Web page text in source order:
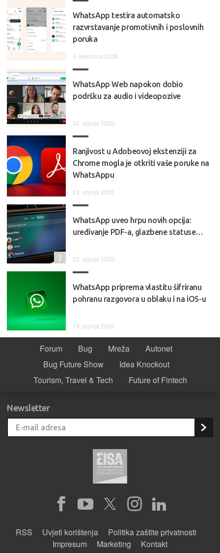
WhatsApp testira automatsko
razvrstavanje promotivnih i poslovnih
poruka
3. kolovoza 2026.
WhatsApp Web napokon dobio
podršku za audio i videopozive
30. srpnja 2026.
Ranjivost u Adobeovoj ekstenziji za
Chrome mogla je otkriti vaše poruke na
WhatsAppu
24. srpnja 2026.
WhatsApp uveo hrpu novih opcija:
uređivanje PDF-a, glazbene statuse…
23. srpnja 2026.
2
WhatsApp priprema vlastitu šifriranu
pohranu razgovora u oblaku i na iOS-u
15. srpnja 2026.
Forum Bug Mreža
Autonet
Bug Future Show
Idea Knockout
Tourism, Travel & Tech
Future of Fintech
Newsletter
RSS Uvjeti korištenja
Politika zaštite privatnosti
Impresum
Marketing Kontakt